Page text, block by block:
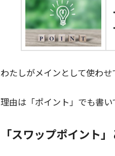
わたしがメインとして使わ
理由は「ポイント」でも書い
「スワップポイント